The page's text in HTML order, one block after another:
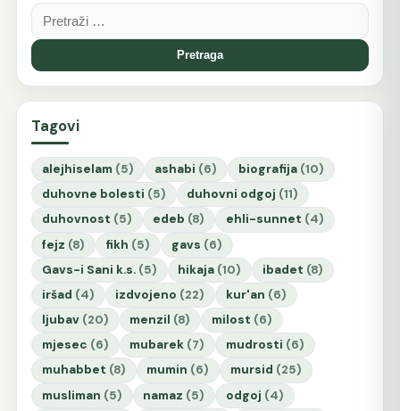
Pretraga:
Tagovi
alejhiselam (5) ashabi (6) biografija (10)
duhovne bolesti (5) duhovni odgoj (11)
duhovnost (5) edeb (8) ehli-sunnet (4)
fejz (8) fikh (5) gavs (6)
Gavs-i Sani k.s. (5) hikaja (10) ibadet (8)
iršad (4) izdvojeno (22) kur'an (6)
ljubav (20) menzil (8) milost (6)
mjesec (6) mubarek (7) mudrosti (6)
muhabbet (8) mumin (6) mursid (25)
musliman (5) namaz (5) odgoj (4)